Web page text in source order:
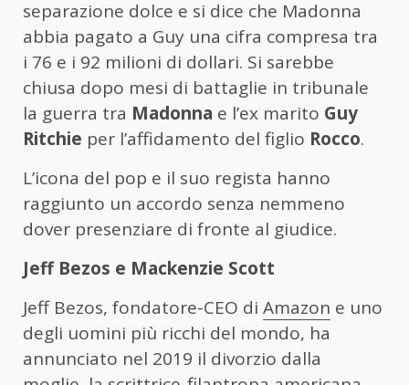
separazione dolce e si dice che Madonna
abbia pagato a Guy una cifra compresa tra
i 76 e i 92 milioni di dollari. Si sarebbe
chiusa dopo mesi di battaglie in tribunale
la guerra tra Madonna e l’ex marito Guy
Ritchie per l’affidamento del figlio Rocco.
L’icona del pop e il suo regista hanno
raggiunto un accordo senza nemmeno
dover presenziare di fronte al giudice.
Jeff Bezos e Mackenzie Scott
Jeff Bezos, fondatore-CEO di Amazon e uno
degli uomini più ricchi del mondo, ha
annunciato nel 2019 il divorzio dalla